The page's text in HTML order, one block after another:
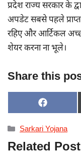
प्रदेश राज्य सरकार के
अपडेट सबसे पहले
रहिए और आर्टिकल
शेयर करना ना भूले।
Share this
SHARE
ON
F
A
C
E
B
O
Categories
Sarkari Yojana
Related